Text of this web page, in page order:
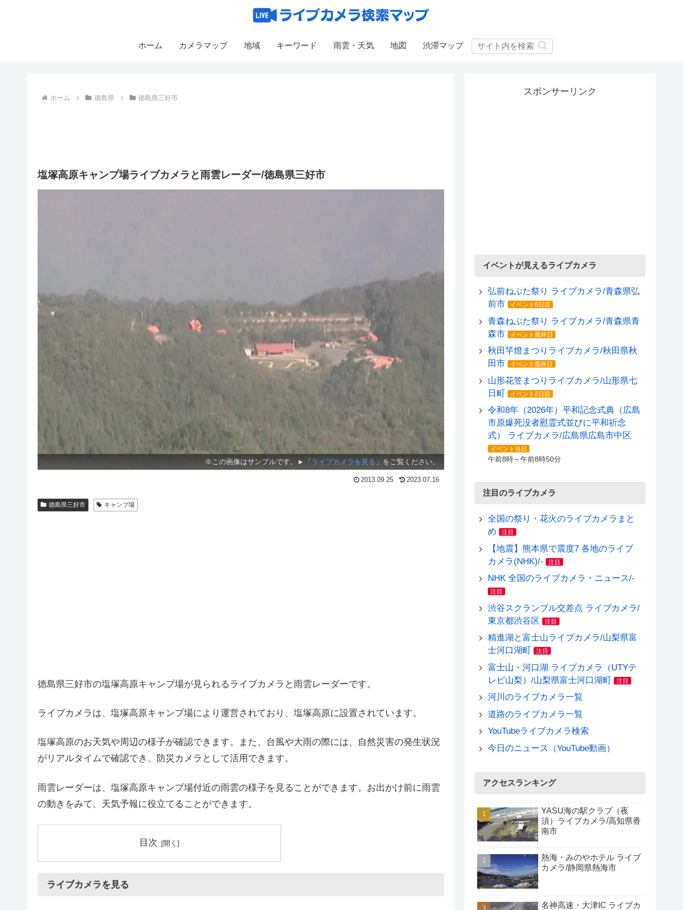
ホーム カメラマップ 地域 キーワード 雨雲・天気 地図 渋滞マップ
ホーム 徳島県 徳島県三好市
塩塚高原キャンプ場ライブカメラと雨雲レーダー/徳島県三好市
※この画像はサンプルです。►「 ライブカメラを見る 」をご覧ください。
2013.09.25 2023.07.16
徳島県三好市 キャンプ場
徳島県三好市の塩塚高原キャンプ場が見られるライブカメラと雨雲レーダーです。
ライブカメラは、塩塚高原キャンプ場により運営されており、塩塚高原に設置されています。
塩塚高原のお天気や周辺の様子が確認できます。また、台風や大雨の際には、自然災害の発生状況
がリアルタイムで確認でき、防災カメラとして活用できます。
雨雲レーダーは、塩塚高原キャンプ場付近の雨雲の様子を見ることができます。お出かけ前に雨雲
の動きをみて、天気予報に役立てることができます。
目次
ライブカメラを見る
スポンサーリンク
イベントが見えるライブカメラ
弘前ねぷた祭り ライブカメラ/青森県弘
前市
イベント6日目
青森ねぶた祭り ライブカメラ/青森県青
森市
イベント最終日
秋田竿燈まつりライブカメラ/秋田県秋
田市
イベント最終日
山形花笠まつりライブカメラ/山形県七
日町
イベント2日目
令和8年（2026年）平和記念式典（広島
市原爆死没者慰霊式並びに平和祈念
式） ライブカメラ/広島県広島市中区
イベント当日
午前8時～午前8時50分
注目のライブカメラ
全国の祭り・花火のライブカメラまと
め
注目
【地震】熊本県で震度7 各地のライブ
カメラ(NHK)/-
注目
NHK 全国のライブカメラ・ニュース/-
注目
渋谷スクランブル交差点 ライブカメラ/
東京都渋谷区
注目
精進湖と富士山ライブカメラ/山梨県富
士河口湖町
注目
富士山・河口湖 ライブカメラ（UTYテ
レビ山梨）/山梨県富士河口湖町
注目
河川のライブカメラ一覧
道路のライブカメラ一覧
YouTubeライブカメラ検索
今日のニュース（YouTube動画）
アクセスランキング
YASU海の駅クラブ（夜
須）ライブカメラ/高知県香
南市
熱海・みのやホテル ライブ
カメラ/静岡県熱海市
名神高速・大津IC ライブカ